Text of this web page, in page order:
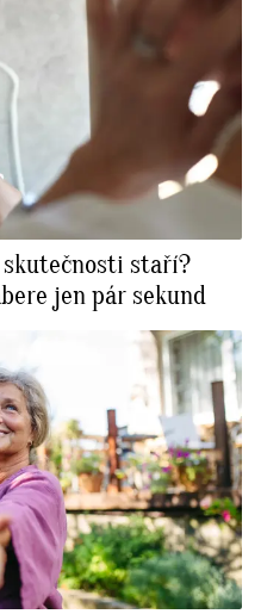
staří?
jen pár sekund